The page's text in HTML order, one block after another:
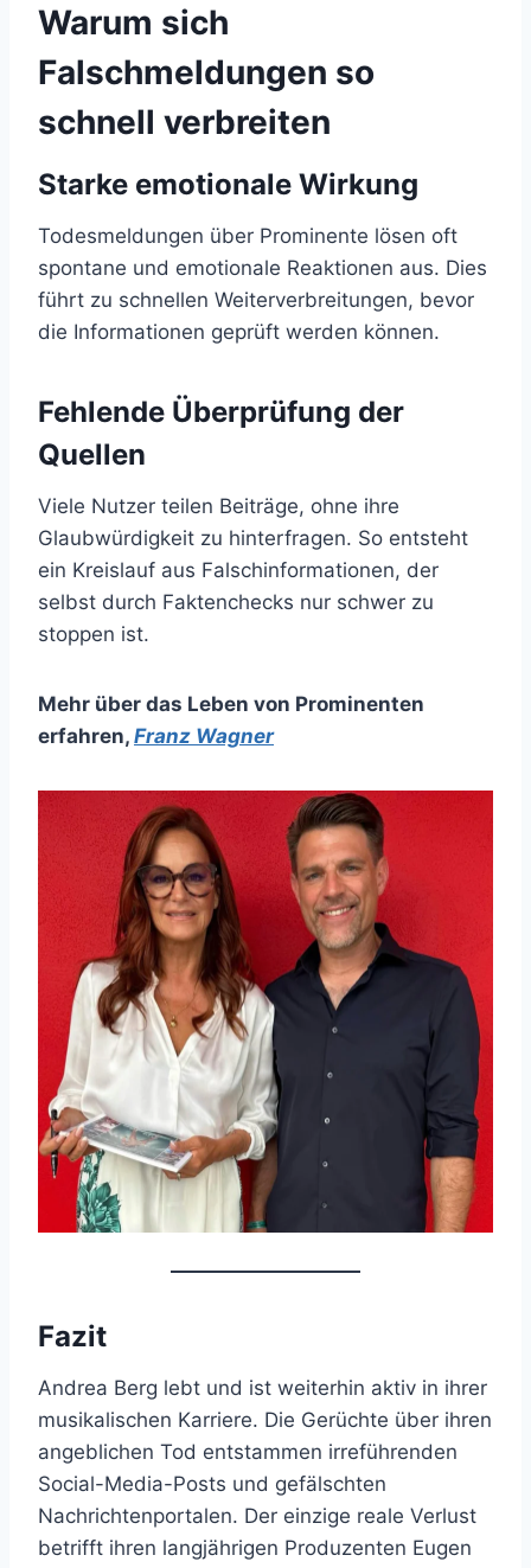
Warum sich
Falschmeldungen so
schnell verbreiten
Starke emotionale Wirkung
Todesmeldungen über Prominente lösen oft
spontane und emotionale Reaktionen aus. Dies
führt zu schnellen Weiterverbreitungen, bevor
die Informationen geprüft werden können.
Fehlende Überprüfung der
Quellen
Viele Nutzer teilen Beiträge, ohne ihre
Glaubwürdigkeit zu hinterfragen. So entsteht
ein Kreislauf aus Falschinformationen, der
selbst durch Faktenchecks nur schwer zu
stoppen ist.
Mehr über das Leben von Prominenten
erfahren, Franz Wagner
Fazit
Andrea Berg lebt und ist weiterhin aktiv in ihrer
musikalischen Karriere. Die Gerüchte über ihren
angeblichen Tod entstammen irreführenden
Social-Media-Posts und gefälschten
Nachrichtenportalen. Der einzige reale Verlust
betrifft ihren langjährigen Produzenten Eugen